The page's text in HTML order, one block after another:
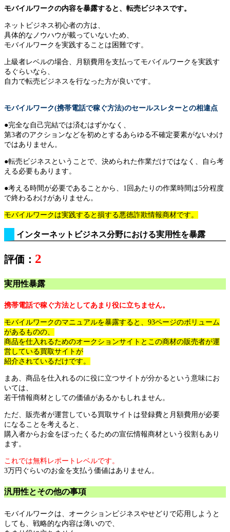
モバイルワークの内容を暴露すると、転売ビジネスです。
ネットビジネス初心者の方は、
具体的なノウハウが載っていないため、
モバイルワークを実践することは困難です。
上級者レベルの場合、月額費用を支払ってモバイルワークを実践す
るぐらいなら、
自力で転売ビジネスを行なった方が良いです。
モバイルワーク(携帯電話で稼ぐ方法)のセールスレターとの相違点
●完全な自己完結では済むはずかなく、
第3者のアクションなどを初めとするあらゆる不確定要素がないわけ
ではありません。
●転売ビジネスということで、決められた作業だけではなく、自ら考
える必要もあります。
●考える時間が必要であることから、1回あたりの作業時間は5分程度
で終わるわけがありません。
モバイルワークは実践すると損する悪徳詐欺情報商材です。
インターネットビジネス分野における実用性を暴露
評価： 2
実用性暴露
携帯電話で稼ぐ方法としてあまり役に立ちません。
モバイルワークのマニュアルを暴露すると、93ページのボリューム
があるものの、
商品を仕入れるためのオークションサイトとこの商材の販売者が運
営している買取サイトが
紹介されているだけです。
まあ、商品を仕入れるのに役に立つサイトが分かるという意味にお
いては、
若干情報商材としての価値があるかもしれません。
ただ、販売者が運営している買取サイトは登録費と月額費用が必要
になることを考えると、
購入者からお金をぼったくるための宣伝情報商材という役割もあり
ます。
これでは無料レポートレベルです。
3万円ぐらいのお金を支払う価値はありません。
汎用性とその他の事項
モバイルワークは、オークションビジネスやせどりで応用しようと
しても、戦略的な内容は薄いので、